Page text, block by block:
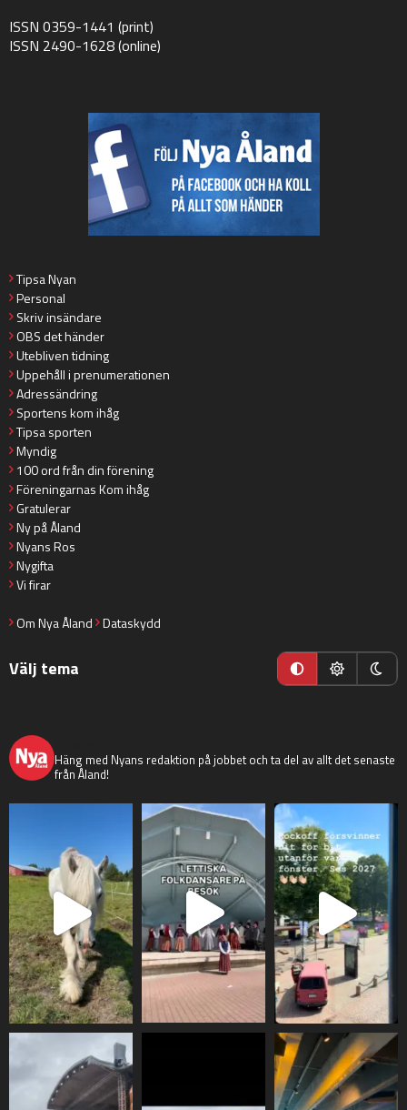
ISSN 0359-1441 (print)
ISSN 2490-1628 (online)
Tipsa Nyan
Personal
Skriv insändare
OBS det händer
Utebliven tidning
Uppehåll i prenumerationen
Adressändring
Sportens kom ihåg
Tipsa sporten
Myndig
100 ord från din förening
Föreningarnas Kom ihåg
Gratulerar
Ny på Åland
Nyans Ros
Nygifta
Vi firar
Om Nya Åland Dataskydd
Välj tema
Häng med Nyans redaktion på jobbet och ta del av allt det senaste
från Åland!